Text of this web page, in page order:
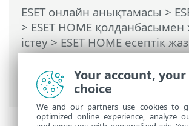
ESET онлайн анықтамасы >
> ESET HOME
істеу>ESET HOME есептік
басқару>ESET HOME есептік
жазбаңызға кіру жолы>
желімен кіру
Your account,
choice
We and our partners use cookies to
optimized online experience, analyze